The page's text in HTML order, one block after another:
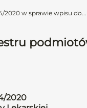
2020 w sprawie wpisu do...
2020